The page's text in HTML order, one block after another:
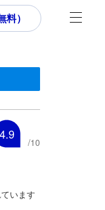
）
4.9
/10
います